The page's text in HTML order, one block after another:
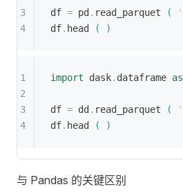
df = pd. read_parquet ( '
df. head ( )
import dask. dataframe as
df = dd. read_parquet ( '
df. head ( )
与 Pandas 的关键区别